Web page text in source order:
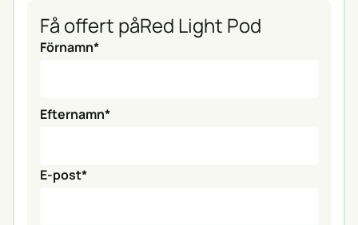
Få offert påRed Light Pod
Förnamn*
Efternamn*
E-post*